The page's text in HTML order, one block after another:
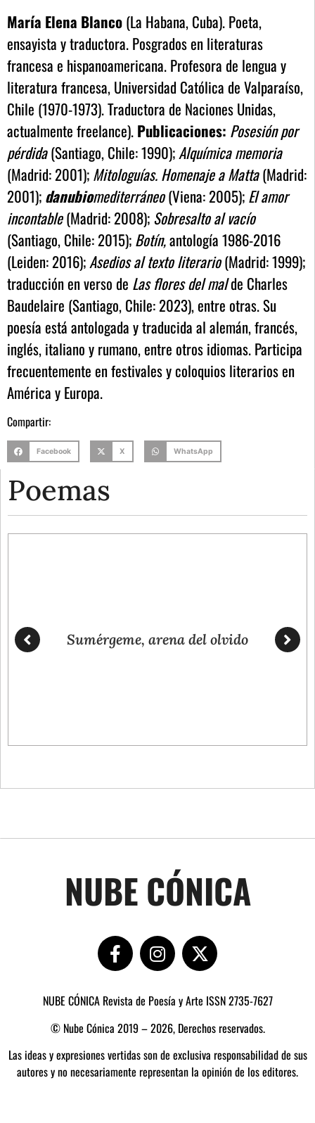
María Elena Blanco(La Habana, Cuba). Poeta,
ensayista y traductora. Posgrados en literaturas
francesa e hispanoamericana. Profesora de lengua y
literatura francesa, Universidad Católica de Valparaíso,
Chile (1970-1973). Traductora de Naciones Unidas,
actualmente freelance).Publicaciones: Posesión por
pérdida(Santiago, Chile: 1990);Alquímica memoria
(Madrid: 2001);Mitologuías. Homenaje a Matta(Madrid:
2001);danubiomediterráneo(Viena: 2005);El amor
incontable(Madrid: 2008);Sobresalto al vacío
(Santiago, Chile: 2015);Botín,antología 1986-2016
(Leiden: 2016);Asedios al texto literario(Madrid: 1999);
traducción en verso de Las flores del malde Charles
Baudelaire (Santiago, Chile: 2023), entre otras. Su
poesía está antologada y traducida al alemán, francés,
inglés, italiano y rumano, entre otros idiomas. Participa
frecuentemente en festivales y coloquios literarios en
América y Europa.
Compartir:
Facebook X WhatsApp
Poemas
Sumérgeme, arena del olvido
NUBE CÓNICA
NUBE CÓNICA Revista de Poesía y Arte ISSN 2735-7627
© Nube Cónica 2019 – 2026, Derechos reservados.
Las ideas y expresiones vertidas son de exclusiva responsabilidad de sus
autores y no necesariamente representan la opinión de los editores.